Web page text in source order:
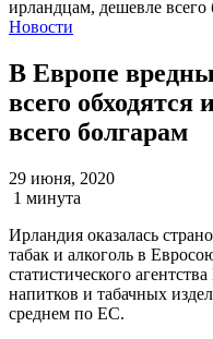
Новости
В Европе
всего
всего болгарам
29 июня, 2020
1 минута
Ирландия оказалась
табак и алкоголь в
статистического
напитков и табачных
среднем по ЕС.